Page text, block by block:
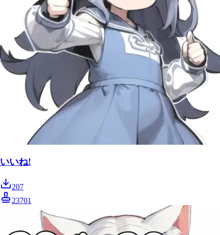
いいね!
207
23701